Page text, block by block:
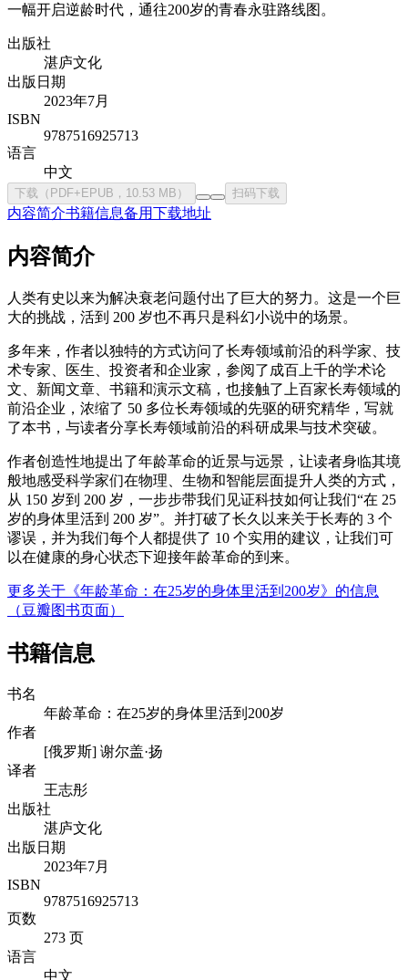
一幅开启逆龄时代，通往200岁的青春永驻路线图。
出版社
湛庐文化
出版日期
2023年7月
ISBN
9787516925713
语言
中文
下载（PDF+EPUB，10.53 MB） 扫码下载
内容简介书籍信息备用下载地址
内容简介
人类有史以来为解决衰老问题付出了巨大的努力。这是一个巨
大的挑战，活到 200 岁也不再只是科幻小说中的场景。
多年来，作者以独特的方式访问了长寿领域前沿的科学家、技
术专家、医生、投资者和企业家，参阅了成百上千的学术论
文、新闻文章、书籍和演示文稿，也接触了上百家长寿领域的
前沿企业，浓缩了 50 多位长寿领域的先驱的研究精华，写就
了本书，与读者分享长寿领域前沿的科研成果与技术突破。
作者创造性地提出了年龄革命的近景与远景，让读者身临其境
般地感受科学家们在物理、生物和智能层面提升人类的方式，
从 150 岁到 200 岁，一步步带我们见证科技如何让我们“在 25
岁的身体里活到 200 岁”。并打破了长久以来关于长寿的 3 个
谬误，并为我们每个人都提供了 10 个实用的建议，让我们可
以在健康的身心状态下迎接年龄革命的到来。
更多关于《年龄革命：在25岁的身体里活到200岁》的信息
（豆瓣图书页面）
书籍信息
书名
年龄革命：在25岁的身体里活到200岁
作者
[俄罗斯] 谢尔盖·扬
译者
王志彤
出版社
湛庐文化
出版日期
2023年7月
ISBN
9787516925713
页数
273 页
语言
中文